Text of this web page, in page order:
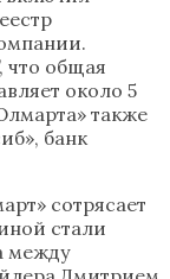
что общая
около 5
также
банк
сотрясает
стали
между